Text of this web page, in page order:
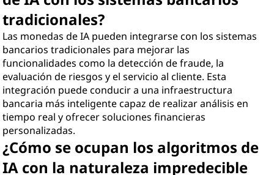
tradicionales?
Las monedas de IA pueden integrarse con los sistemas
bancarios tradicionales para mejorar las
funcionalidades como la detección de fraude, la
evaluación de riesgos y el servicio al cliente. Esta
integración puede conducir a una infraestructura
bancaria más inteligente capaz de realizar análisis en
tiempo real y ofrecer soluciones financieras
personalizadas.
¿Cómo se ocupan los algoritmos de
IA con la naturaleza impredecible